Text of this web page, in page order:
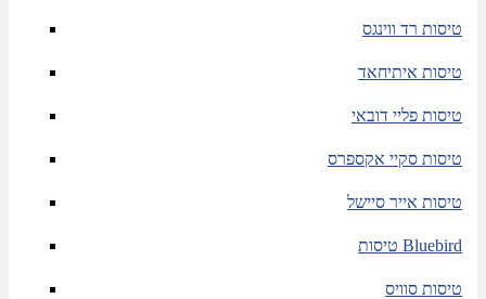
טיסות רד ווינגס
טיסות איתיחאד
טיסות פליי דובאי
טיסות סקיי אקספרס
טיסות אייר סיישל
טיסות Bluebird
טיסות סוויס